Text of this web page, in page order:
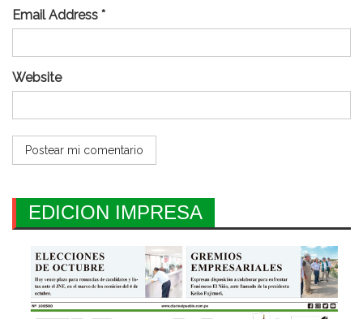
Email Address *
Website
EDICION IMPRESA